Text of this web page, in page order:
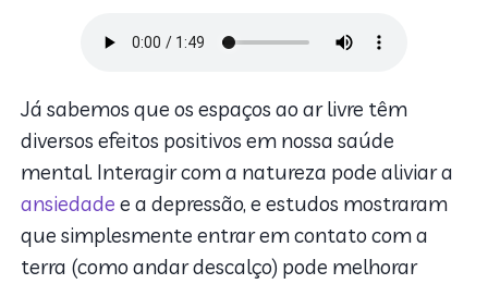
Já sabemos que os espaços ao ar livre têm
diversos efeitos positivos em nossa saúde
mental. Interagir com a natureza pode aliviar a
ansiedade e a depressão, e estudos mostraram
que simplesmente entrar em contato com a
terra (como andar descalço) pode melhorar